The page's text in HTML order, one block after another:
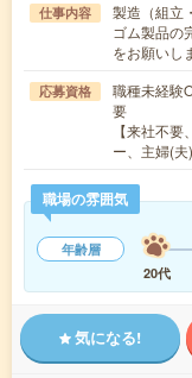
仕事内容
製造（組立
ゴム製品の
をお願いし
応募資格
職種未経験
要
【来社不
ー、主婦(
職場の雰囲気
年齢層
20代
気になる!